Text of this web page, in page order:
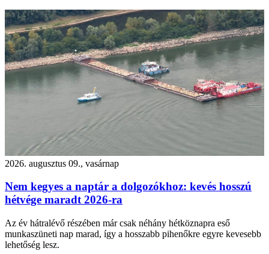
2026. augusztus 09., vasárnap
Nem kegyes a naptár a dolgozókhoz: kevés hosszú
hétvége maradt 2026-ra
Az év hátralévő részében már csak néhány hétköznapra eső
munkaszüneti nap marad, így a hosszabb pihenőkre egyre kevesebb
lehetőség lesz.